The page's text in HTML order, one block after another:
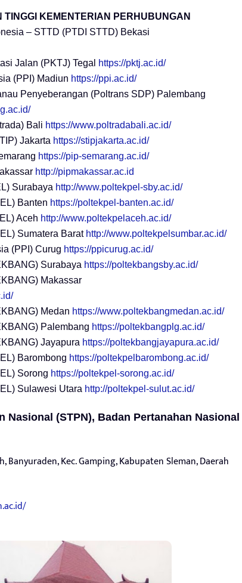
KEMENTERIAN PERHUBUNGAN
– STTD (PTDI STTD) Bekasi
Jalan (PKTJ) Tegal
https://pktj.ac.id/
(PPI) Madiun https://ppi.ac.id/
Penyeberangan (Poltrans SDP) Palembang
Bali https://www.poltradabali.ac.id/
Jakarta https://stipjakarta.ac.id/
https://pip-semarang.ac.id/
http://pipmakassar.ac.id
Surabaya http://www.poltekpel-sby.ac.id/
Banten https://poltekpel-banten.ac.id/
Aceh http://www.poltekpelaceh.ac.id/
Sumatera Barat http://www.poltekpelsumbar.ac.id/
(PPI) Curug https://ppicurug.ac.id/
Surabaya https://poltekbangsby.ac.id/
Makassar
Medan https://www.poltekbangmedan.ac.id/
Palembang https://poltekbangplg.ac.id/
Jayapura https://poltekbangjayapura.ac.id/
Barombong https://poltekpelbarombong.ac.id/
Sorong https://poltekpel-sorong.ac.id/
Sulawesi Utara http://poltekpel-sulut.ac.id/
Nasional (STPN), Badan Pertanahan Nasional
Banyuraden, Kec. Gamping, Kabupaten Sleman, Daerah